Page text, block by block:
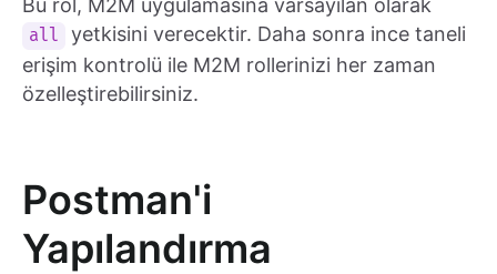
Bu rol, M2M uygulamasına varsayılan olarak
all
yetkisini verecektir. Daha sonra ince taneli
erişim kontrolü ile M2M rollerinizi her zaman
özelleştirebilirsiniz.
Postman'i
Yapılandırma